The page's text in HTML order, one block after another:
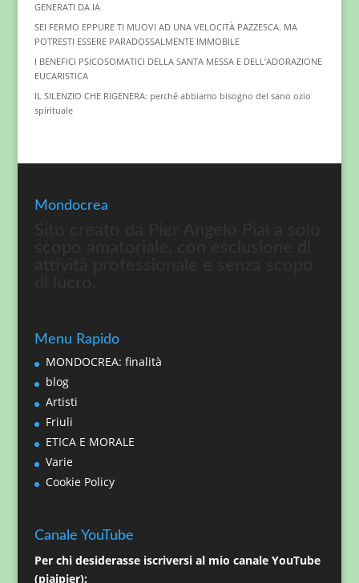
GENERATI DA IA
SEI FERMO EPPURE TI MUOVI AD UNA VELOCITÀ PAZZESCA. MA
POTRESTI ESSERE PARADOSSALMENTE IMMOBILE
I BENEFICI PSICOSOMATICI DELLA SANTA MESSA E DELL’ADORAZIONE
EUCARISTICA
IL SILENZIO CHE RIGENERA: perché abbiamo bisogno del sano ozio
spirituale
Mondocrea
Menu Rapido
MONDOCREA: finalità
blog
Artisti
Friuli
ETICA E MORALE
Varie
Cookie Policy
Canale YouTube
Per chi desiderasse iscriversi al mio canale YouTube
(piaipier):